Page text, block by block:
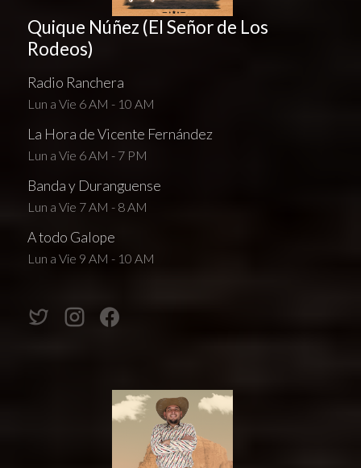
Quique Núñez (El Señor de Los
Rodeos)
Radio Ranchera
Lun a Vie 6 AM - 10 AM
La Hora de Vicente Fernández
Lun a Vie 6 AM - 7 PM
Banda y Duranguense
Lun a Vie 7 AM - 8 AM
A todo Galope
Lun a Vie 9 AM - 10 AM